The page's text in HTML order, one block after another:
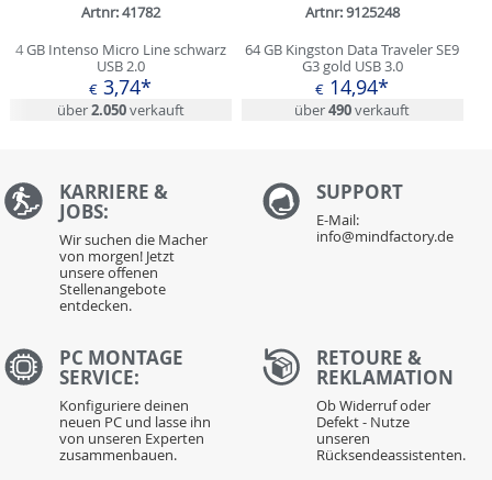
Artnr: 41782
4 GB Intenso Micro Line schwarz
USB 2.0
€ 3,74*
über2.050verkauft
Artnr: 9125248
64 GB Kingston Data Traveler SE9
G3 gold USB 3.0
€ 14,94*
über490verkauft
KARRIERE &
JOBS:
Wir suchen die Macher
von morgen! Jetzt
unsere offenen
Stellenangebote
entdecken.
SUPPORT
E-Mail:
info@mindfactory.de
PC MONTAGE
SERVICE:
Konfiguriere deinen
neuen PC und lasse ihn
von unseren Experten
zusammenbauen.
RETOURE &
REKLAMATION
Ob Widerruf oder
Defekt - Nutze
unseren
Rücksendeassistenten.